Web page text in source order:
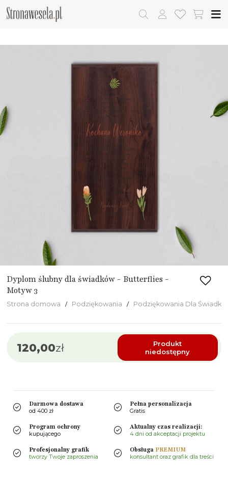
Dyplom ślubny dla świadków - Butterflies -
Motyw 3
Strona domowa Podziękowania Podziękowania Dla
120,00zł
Produkt
niedostępny
Darmowa dostawa
od 400 zł
Pełna personalizacja
Gratis
Program ochrony
kupującego
Aktualny czas realizacji:
4 dni od akceptacji projektu
Profesjonalny grafik
tworzy Twoje zaproszenia
Obsługa PREMIUM
konsultant oraz grafik dla treści